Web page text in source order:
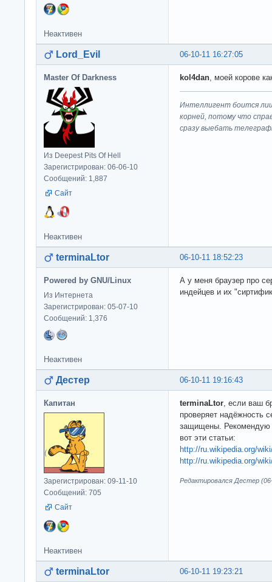
Неактивен
06-10-11 16:27:05
Lord_Evil
Master Of Darkness
Из Deepest Pits Of Hell
Зарегистрирован: 06-06-10
Сообщений: 1,887
Сайт
kol4dan , моей корове
Интеллигент боится
корней, потому что
сразу выeбaть
Неактивен
06-10-11 18:52:23
terminaLtor
Powered by GNU/Linux
Из Интернета
Зарегистрирован: 05-07-10
Сообщений: 1,376
А у меня браузер про
индейцев и их
Неактивен
06-10-11 19:16:43
Дестер
Капитан
Зарегистрирован: 09-11-10
Сообщений: 705
Сайт
terminaLtor , если ваш
проверяет надёжность
защищены. Рекомендую
вот эти статьи:
http://ru.wikipedia.org/
http://ru.wikipedia.org/
Редактировался Дестер
Неактивен
06-10-11 19:23:21
terminaLtor